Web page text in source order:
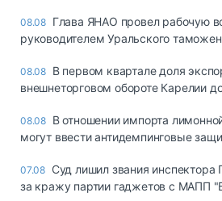
08.08 Глава ЯНАО провел рабочую
руководителем Уральского
08.08 В первом квартале доля
внешнеторговом обороте Карелии
08.08 В отношении импорта
могут ввести антидемпинговые
07.08 Суд лишил звания
за кражу партии гаджетов с МАПП